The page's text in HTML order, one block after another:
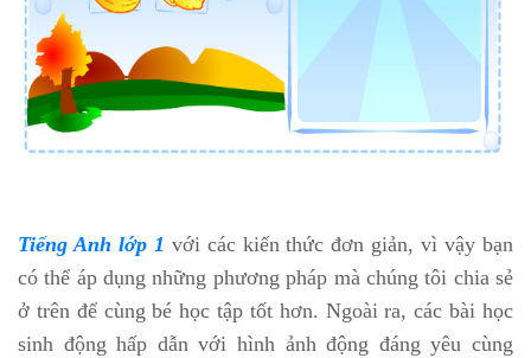
Tiếng Anh lớp 1 với các kiến thức đơn giản, vì vậy bạn
có thể áp dụng những phương pháp mà chúng tôi chia sẻ
ở trên để cùng bé học tập tốt hơn. Ngoài ra, các bài học
sinh động hấp dẫn với hình ảnh động đáng yêu cùng